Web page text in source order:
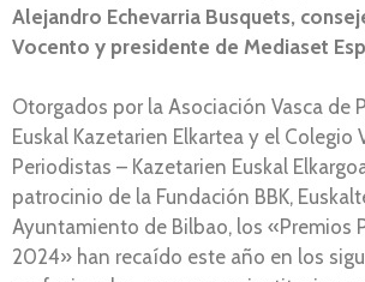
Alejandro Echevarria Busquets,
Vocento y presidente de Mediaset
Otorgados por la Asociación Vasca de
Euskal Kazetarien Elkartea y el Colegio
Periodistas – Kazetarien Euskal
patrocinio de la Fundación BBK,
Ayuntamiento de Bilbao, los «Premios
2024» han recaído este año en los